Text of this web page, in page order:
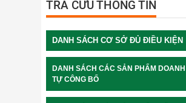
TRA CỨU THÔNG TIN
DANH SÁCH CƠ SỞ ĐỦ ĐIỀU KIỆN
DANH SÁCH CÁC SẢN PHẨM
TỰ CÔNG BỐ